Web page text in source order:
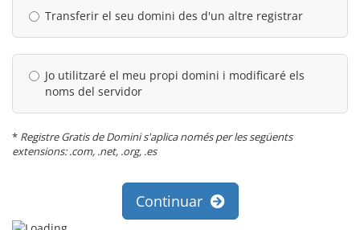
Transferir el seu domini des d'un altre registrar
Jo utilitzaré el meu propi domini i modificaré els
noms del servidor
* Registre Gratis de Domini s'aplica només per les següents
extensions: .com, .net, .org, .es
Continuar